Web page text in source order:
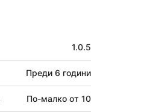
1.0.5
Преди 6 години
По-малко от 10